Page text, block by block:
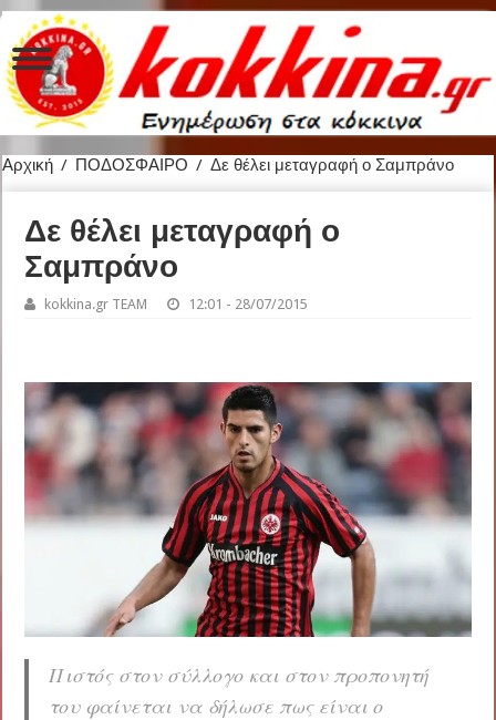
Αρχική / ΠΟΔΟΣΦΑΙΡΟ / Δε θέλει μεταγραφή ο Σαμπράνο
Δε θέλει μεταγραφή ο
Σαμπράνο
kokkina.gr TEAM 12:01 - 28/07/2015
Πιστός στον σύλλογο και στον προπονητή
του φαίνεται να δήλωσε πως είναι ο